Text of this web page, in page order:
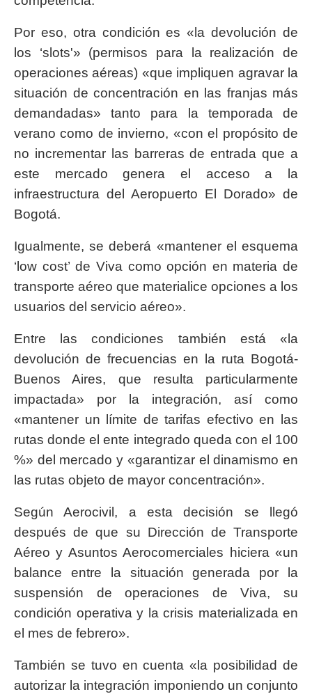
Por eso, otra condición es «la devolución de
los ‘slots'» (permisos para la realización de
operaciones aéreas) «que impliquen agravar la
situación de concentración en las franjas más
demandadas» tanto para la temporada de
verano como de invierno, «con el propósito de
no incrementar las barreras de entrada que a
este mercado genera el acceso a la
infraestructura del Aeropuerto El Dorado» de
Bogotá.
Igualmente, se deberá «mantener el esquema
‘low cost’ de Viva como opción en materia de
transporte aéreo que materialice opciones a los
usuarios del servicio aéreo».
Entre las condiciones también está «la
devolución de frecuencias en la ruta Bogotá-
Buenos Aires, que resulta particularmente
impactada» por la integración, así como
«mantener un límite de tarifas efectivo en las
rutas donde el ente integrado queda con el 100
%» del mercado y «garantizar el dinamismo en
las rutas objeto de mayor concentración».
Según Aerocivil, a esta decisión se llegó
después de que su Dirección de Transporte
Aéreo y Asuntos Aerocomerciales hiciera «un
balance entre la situación generada por la
suspensión de operaciones de Viva, su
condición operativa y la crisis materializada en
el mes de febrero».
También se tuvo en cuenta «la posibilidad de
autorizar la integración imponiendo un conjunto